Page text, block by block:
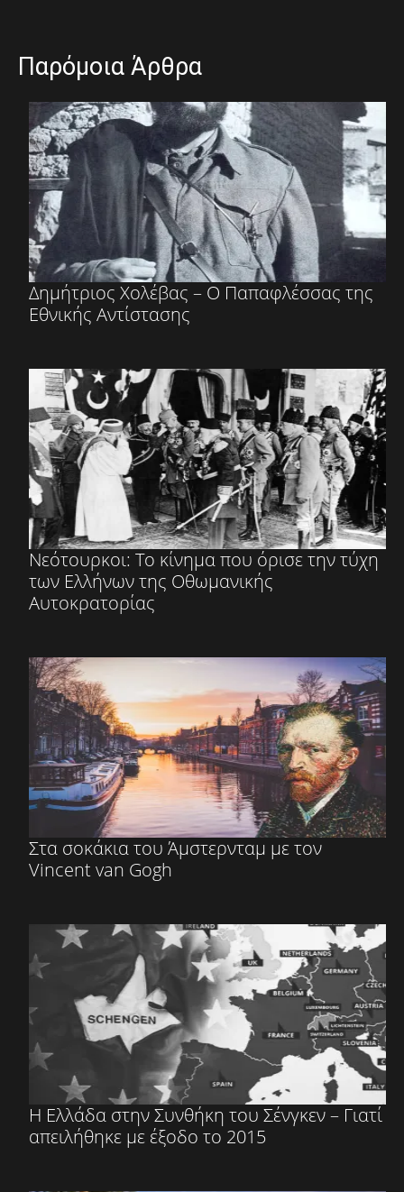
Παρόμοια Άρθρα
Δημήτριος Χολέβας – Ο Παπαφλέσσας της
Εθνικής Αντίστασης
Νεότουρκοι: Το κίνημα που όρισε την τύχη
των Ελλήνων της Οθωμανικής
Αυτοκρατορίας
Στα σοκάκια του Άμστερνταμ με τον
Vincent van Gogh
Η Ελλάδα στην Συνθήκη του Σένγκεν – Γιατί
απειλήθηκε με έξοδο το 2015